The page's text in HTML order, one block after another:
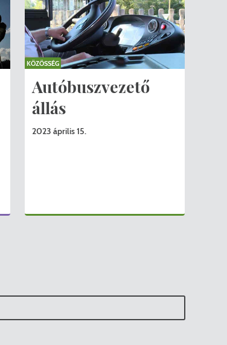
Autóbuszvezető
állás
2023 április 15.
KÖZÖSSÉG